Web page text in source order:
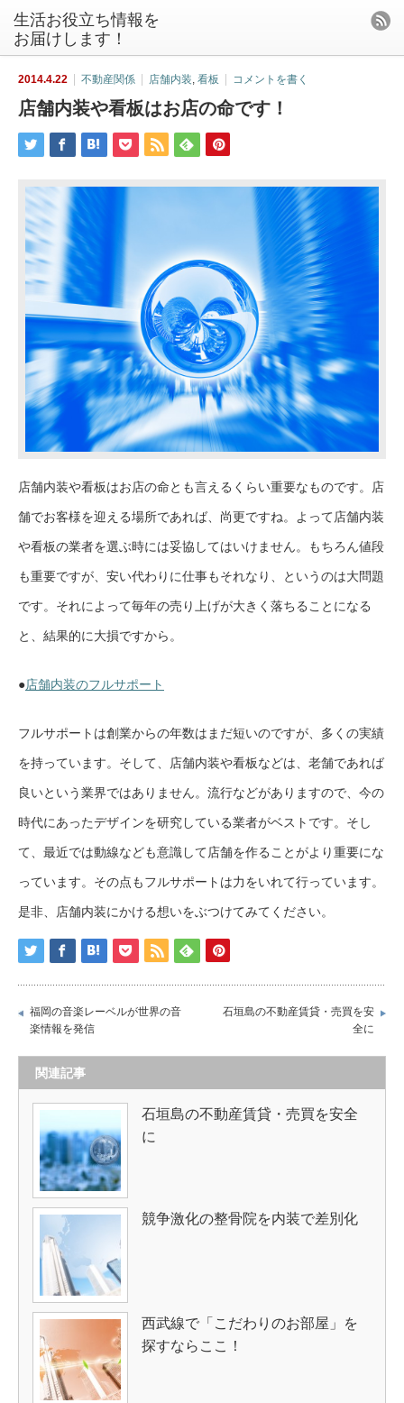
生活お役立ち情報を
お届けします！
2014.4.22 不動産関係 店舗内装, 看板 コメントを書く
店舗内装や看板はお店の命です！
店舗内装や看板はお店の命とも言えるくらい重要なものです。店
舗でお客様を迎える場所であれば、尚更ですね。よって店舗内装
や看板の業者を選ぶ時には妥協してはいけません。もちろん値段
も重要ですが、安い代わりに仕事もそれなり、というのは大問題
です。それによって毎年の売り上げが大きく落ちることになる
と、結果的に大損ですから。
●店舗内装のフルサポート
フルサポートは創業からの年数はまだ短いのですが、多くの実績
を持っています。そして、店舗内装や看板などは、老舗であれば
良いという業界ではありません。流行などがありますので、今の
時代にあったデザインを研究している業者がベストです。そし
て、最近では動線なども意識して店舗を作ることがより重要にな
っています。その点もフルサポートは力をいれて行っています。
是非、店舗内装にかける想いをぶつけてみてください。
福岡の音楽レーベルが世界の音
楽情報を発信
石垣島の不動産賃貸・売買を安
全に
関連記事
石垣島の不動産賃貸・売買を安全
に
競争激化の整骨院を内装で差別化
西武線で「こだわりのお部屋」を
探すならここ！